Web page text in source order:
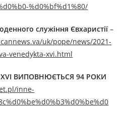
%d0%bf%d1%80/
служіння Євхаристії –
uk/pope/news/2021-
venedykta-xvi.html
ВИПОВНЮЄТЬСЯ 94 РОКИ
inne-